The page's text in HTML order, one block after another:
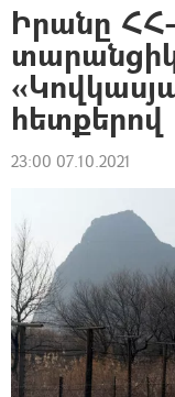
Իրանը
հետքերով
23:00 07.10.2021